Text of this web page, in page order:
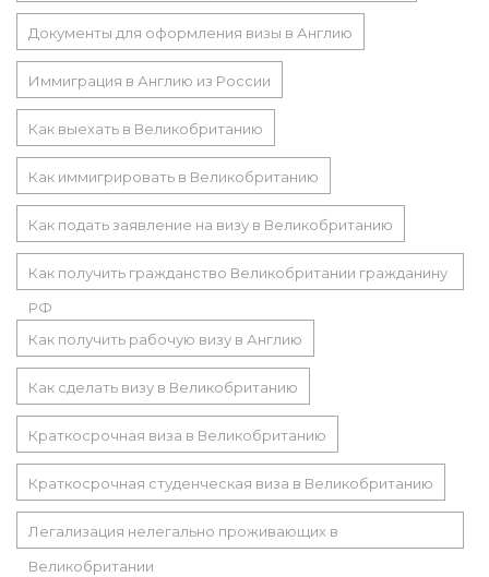
Документы для оформления визы в Англию
Иммиграция в Англию из России
Как выехать в Великобританию
Как иммигрировать в Великобританию
Как подать заявление на визу в Великобританию
Как получить гражданство Великобритании гражданину
РФ
Как получить рабочую визу в Англию
Как сделать визу в Великобританию
Краткосрочная виза в Великобританию
Краткосрочная студенческая виза в Великобританию
Легализация нелегально проживающих в
Великобритании